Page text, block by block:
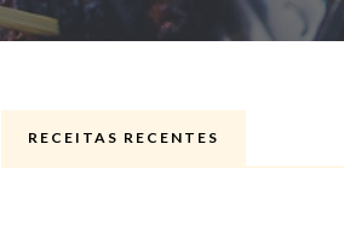
RECEITAS RECENTES